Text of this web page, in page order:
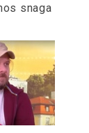
snaga